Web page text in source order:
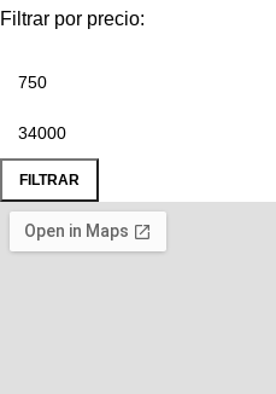
Filtrar por precio:
FILTRAR